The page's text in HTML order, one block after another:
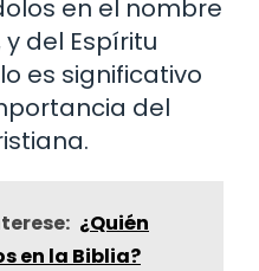
en el nombre
y del Espíritu
es significativo
del
¿Quién
en la Biblia?